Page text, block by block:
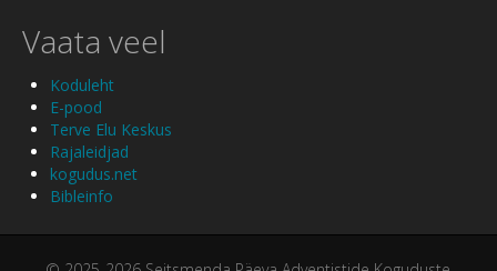
Vaata veel
Koduleht
E-pood
Terve Elu Keskus
Rajaleidjad
kogudus.net
Bibleinfo